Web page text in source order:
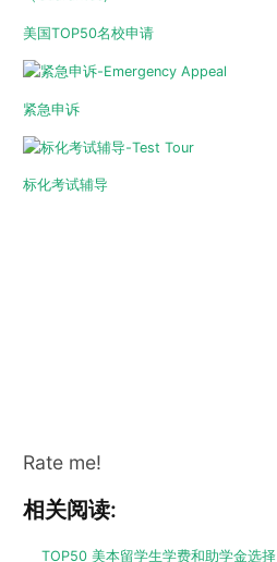
美国TOP50名校申请
紧急申诉
标化考试辅导
Rate me!
相关阅读:
TOP50 美本留学生学费和助学金选择